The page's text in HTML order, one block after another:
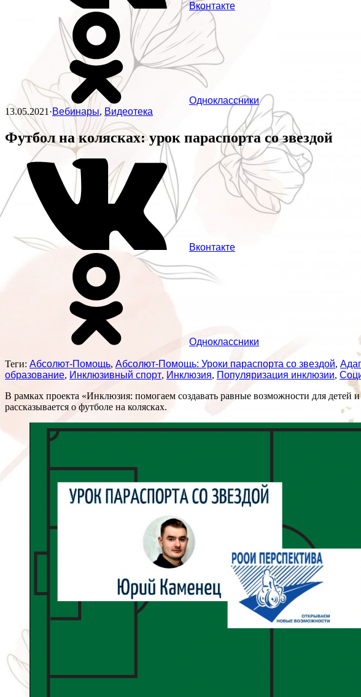
Вконтакте
Одноклассники
13.05.2021·Вебинары, Видеотека
Футбол на колясках: урок параспорта со звездой
Вконтакте
Одноклассники
Теги: Абсолют-Помощь, Абсолют-Помощь: Уроки параспорта со звездой,
образование, Инклюзивный спорт, Инклюзия, Популяризация инклюзии,
В рамках проекта «Инклюзия: помогаем создавать равные возможности для
рассказывается о футболе на колясках.